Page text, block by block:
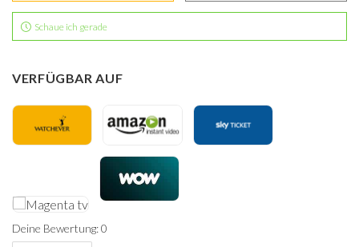
Schaue ich gerade
VERFÜGBAR AUF
Deine Bewertung: 0